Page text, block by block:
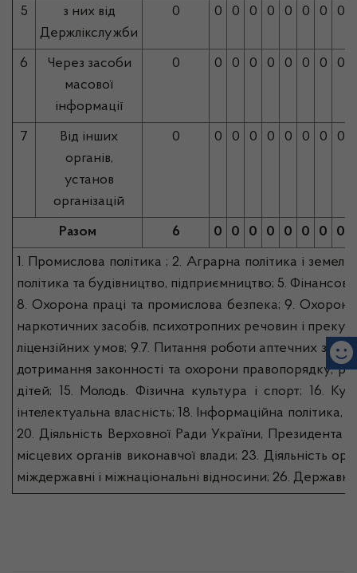
5
з них від
Держлікслужби
0 0 0 0 0 0 0 0 0
6
Через засоби
масової
інформації
0 0 0 0 0 0 0 0 0
7
Від інших
органів,
установ
організацій
0 0 0 0 0 0 0 0 0
Разом 6 0 0 0 0 0 0 0 0
1. Промислова політика ; 2. Аграрна політика і
політика та будівництво, підприємництво; 5.
8. Охорона праці та промислова безпека; 9. Охорона
наркотичних засобів, психотропних речовин і
ліцензійних умов; 9.7. Питання роботи аптечних
дотримання законності та охорони правопорядку,
дітей; 15. Молодь. Фізична культура і спорт; 16.
інтелектуальна власність; 18. Інформаційна політика,
20. Діяльність Верховної Ради України, Президента
місцевих органів виконавчої влади; 23. Діяльність
міждержавні і міжнаціональні відносини; 26.